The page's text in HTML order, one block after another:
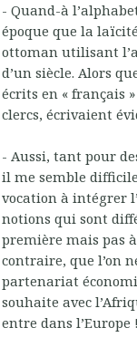
- Quand-à
époque que la
ottoman utilisant
d’un siècle. Alors
écrits en « français
clercs, écrivaient
- Aussi, tant pour
il me semble
vocation à intégrer
notions qui sont
première mais pas
contraire, que l’on
partenariat
souhaite avec
entre dans